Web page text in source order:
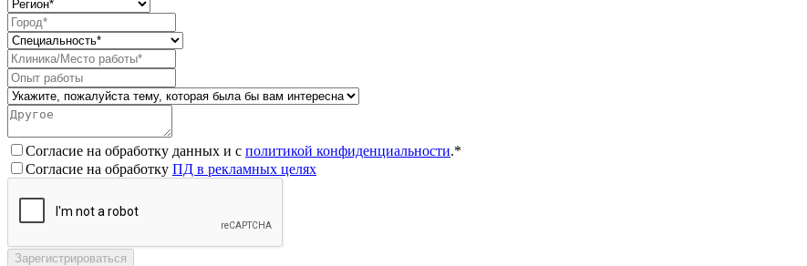
Согласие на обработку данных и с политикой конфиденциальности.*
Согласие на обработку ПД в рекламных целях
Зарегистрироваться